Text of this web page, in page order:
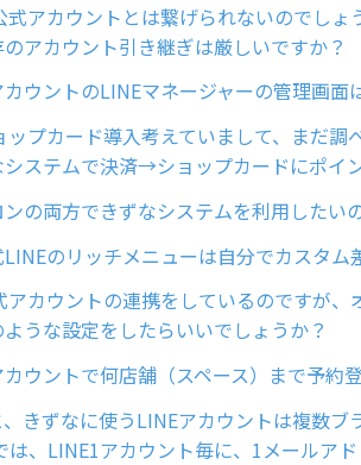
式アカウントとは繋げられないのでしょ
アカウント引き継ぎは厳しいですか？
ウントのLINEマネージャーの管理画面
ップカード導入考えていまして、まだ調
ステムで決済→ショップカードにポイ
の両方できずなシステムを利用したい
のリッチメニューは自分でカスタム
アカウントの連携をしているのですが
うな設定をしたらいいでしょうか？
ウントで何店舗（スペース）まで予約
きずなに使うLINEアカウントは複数ブ
は、LINE1アカウント毎に、1メールア